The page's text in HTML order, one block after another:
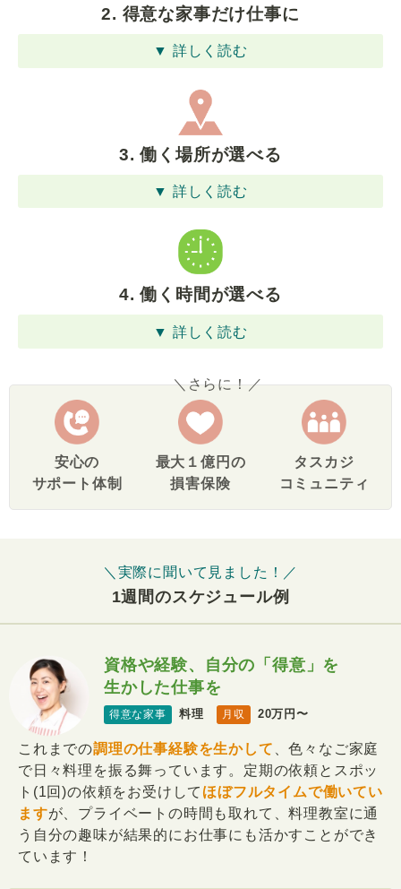
2. 得意な家事だけ仕事に
▼ 詳しく読む
3. 働く場所が選べる
▼ 詳しく読む
4. 働く時間が選べる
▼ 詳しく読む
＼さらに！／
安心の
サポート体制
最大１億円の
損害保険
タスカジ
コミュニティ
＼実際に聞いて見ました！／
1週間のスケジュール例
資格や経験、自分の「得意」を
生かした仕事を
得意な家事 料理 月収 20万円〜
これまでの調理の仕事経験を生かして 、色々なご家庭
で日々料理を振る舞っています。定期の依頼とスポッ
ト(1回)の依頼をお受けして ほぼフルタイムで働いてい
ますが、プライベートの時間も取れて、料理教室に通
う自分の趣味が結果的にお仕事にも活かすことができ
ています！